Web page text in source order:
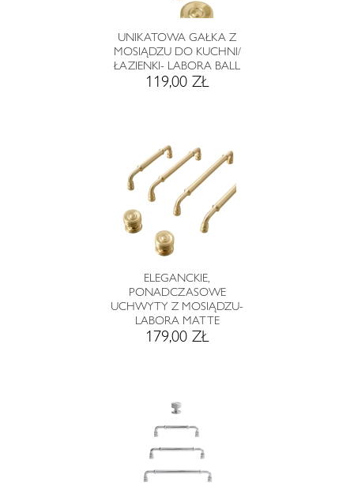
UNIKATOWA GAŁKA Z
MOSIĄDZU DO KUCHNI/
ŁAZIENKI- LABORA BALL
119,00 ZŁ
ELEGANCKIE,
PONADCZASOWE
UCHWYTY Z MOSIĄDZU-
LABORA MATTE
179,00 ZŁ